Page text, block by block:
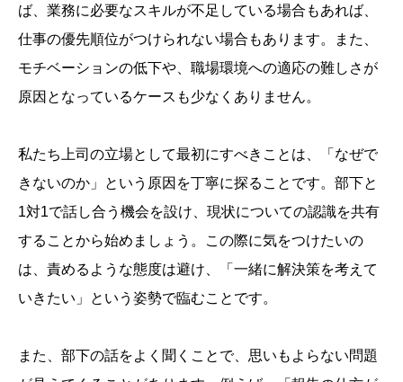
ば、業務に必要なスキルが不足している場合もあれば、
仕事の優先順位がつけられない場合もあります。また、
モチベーションの低下や、職場環境への適応の難しさが
原因となっているケースも少なくありません。
私たち上司の立場として最初にすべきことは、「なぜで
きないのか」という原因を丁寧に探ることです。部下と
1対1で話し合う機会を設け、現状についての認識を共有
することから始めましょう。この際に気をつけたいの
は、責めるような態度は避け、「一緒に解決策を考えて
いきたい」という姿勢で臨むことです。
また、部下の話をよく聞くことで、思いもよらない問題